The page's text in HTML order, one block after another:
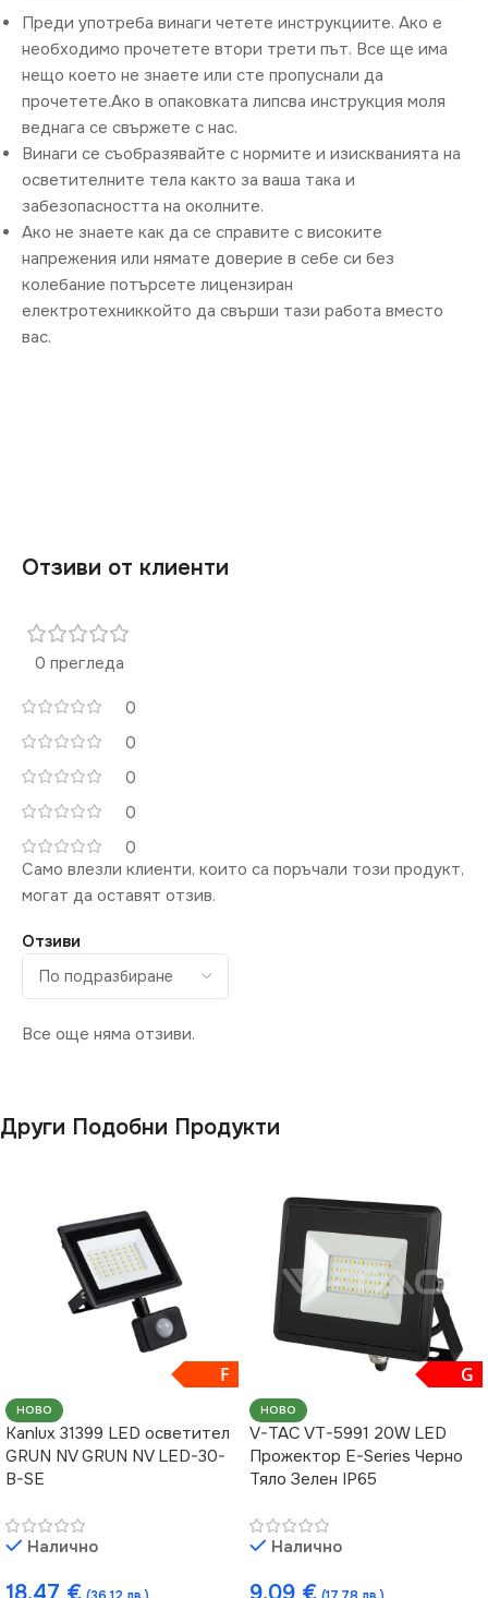
Преди употреба винаги четете инструкциите. Ако е
необходимо прочетете втори трети път. Все ще има
нещо което не знаете или сте пропуснали да
прочетете.Ако в опаковката липсва инструкция моля
веднага се свържете с нас.
Винаги се съобразявайте с нормите и изискванията на
осветителните тела както за ваша така и
забезопасността на околните.
Ако не знаете как да се справите с високите
напрежения или нямате доверие в себе си без
колебание потърсете лицензиран
електротехниккойто да свърши тази работа вместо
вас.
Отзиви от клиенти
0 прегледа
0
0
0
0
0
Отзиви
Все още няма отзиви.
Само влезли клиенти, които са поръчали този продукт,
могат да оставят отзив.
Други Подобни Продукти
F
НОВО
Kanlux 31399 LED осветител
GRUN NV GRUN NV LED-30-
B-SE
Налично
G
НОВО
V-TAC VT-5991 20W LED
Прожектор E-Series Черно
Тяло Зелен IP65
Налично